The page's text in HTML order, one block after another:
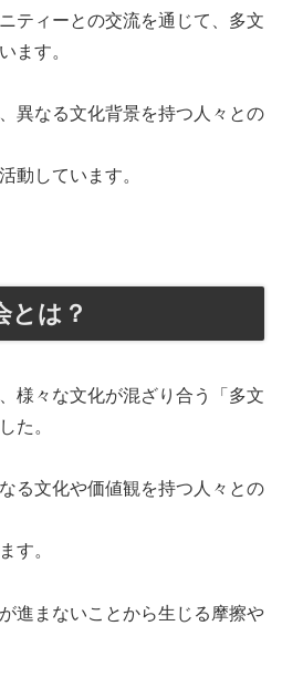
ティーとの交流を通じて、多文
ます。
異なる文化背景を持つ人々との
動しています。
とは？
様々な文化が混ざり合う「多文
た。
る文化や価値観を持つ人々との
す。
進まないことから生じる摩擦や